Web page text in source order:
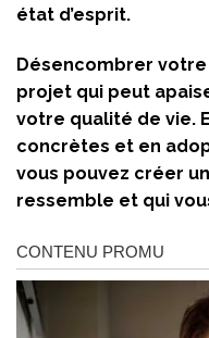
état d’esprit.
Désencombrer
projet qui peut
votre qualité de vie.
concrètes et en
vous pouvez créer
ressemble et qui